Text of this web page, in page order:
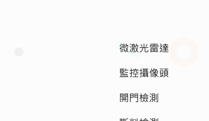
微激光雷達
監控攝像頭
開門檢測